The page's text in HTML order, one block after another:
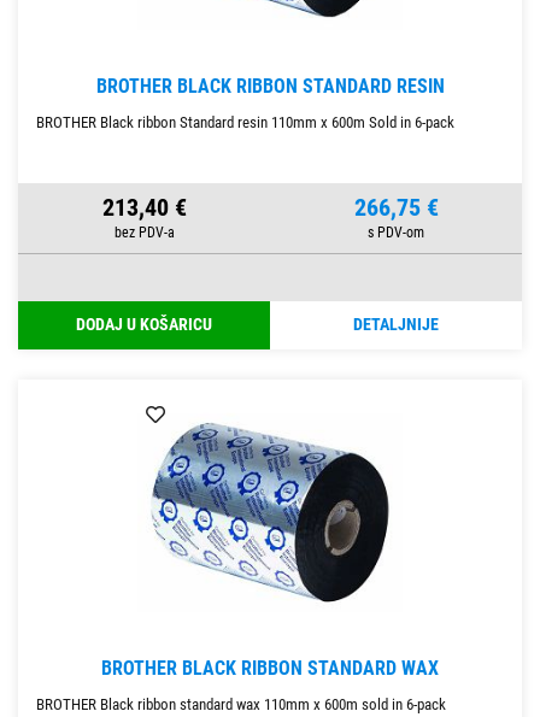
BROTHER BLACK RIBBON STANDARD RESIN
BROTHER Black ribbon Standard resin 110mm x 600m Sold in 6-pack
213,40 € 266,75 €
DODAJ U KOŠARICU DETALJNIJE
BROTHER BLACK RIBBON STANDARD WAX
BROTHER Black ribbon standard wax 110mm x 600m sold in 6-pack